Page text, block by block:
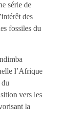
série de
des
fossiles du
l’Afrique
du
vers les
la